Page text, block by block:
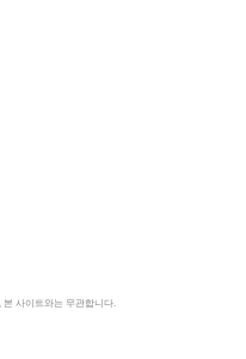
사이트와는 무관합니다.